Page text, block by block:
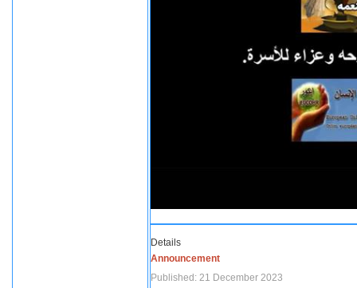
Details
Announcement
Published: 21 December 2023